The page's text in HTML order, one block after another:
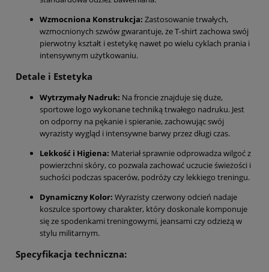
Wzmocniona Konstrukcja: Zastosowanie trwałych,
wzmocnionych szwów gwarantuje, że T-shirt zachowa swój
pierwotny kształt i estetykę nawet po wielu cyklach prania i
intensywnym użytkowaniu.
Detale i Estetyka
Wytrzymały Nadruk: Na froncie znajduje się duże,
sportowe logo wykonane techniką trwałego nadruku. Jest
on odporny na pękanie i spieranie, zachowując swój
wyrazisty wygląd i intensywne barwy przez długi czas.
Lekkość i Higiena: Materiał sprawnie odprowadza wilgoć z
powierzchni skóry, co pozwala zachować uczucie świeżości i
suchości podczas spacerów, podróży czy lekkiego treningu.
Dynamiczny Kolor: Wyrazisty czerwony odcień nadaje
koszulce sportowy charakter, który doskonale komponuje
się ze spodenkami treningowymi, jeansami czy odzieżą w
stylu militarnym.
Specyfikacja techniczna: